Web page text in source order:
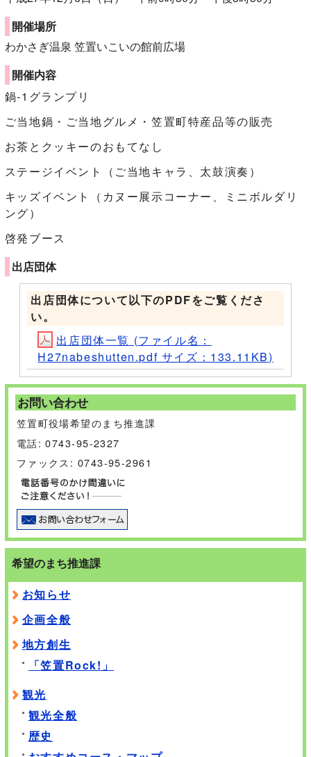
開催場所
わかさぎ温泉 笠置いこいの館前広場
開催内容
鍋‐1グランプリ
ご当地鍋・ご当地グルメ・笠置町特産品等の販売
お茶とクッキーのおもてなし
ステージイベント（ご当地キャラ、太鼓演奏）
キッズイベント（カヌー展示コーナー、ミニボルダリ
ング）
啓発ブース
出店団体
出店団体について以下のPDFをご覧くださ
い。
出店団体一覧 (ファイル名：
H27nabeshutten.pdf サイズ：133.11KB)
お問い合わせ
笠置町役場希望のまち推進課
電話: 0743-95-2327
ファックス: 0743-95-2961
希望のまち推進課
お知らせ
企画全般
地方創生
「笠置Rock!」
観光
観光全般
歴史